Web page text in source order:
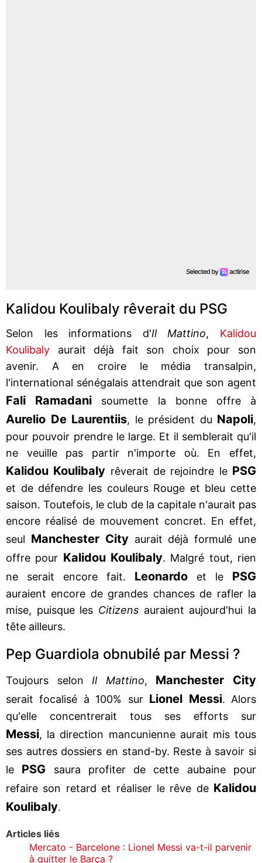
Kalidou Koulibaly rêverait du PSG
Selon les informations d'Il Mattino, Kalidou
Koulibaly aurait déjà fait son choix pour son
avenir. A en croire le média transalpin,
l'international sénégalais attendrait que son agent
Fali Ramadani soumette la bonne offre à
Aurelio De Laurentiis, le président du Napoli,
pour pouvoir prendre le large. Et il semblerait qu'il
ne veuille pas partir n'importe où. En effet,
Kalidou Koulibaly rêverait de rejoindre le PSG
et de défendre les couleurs Rouge et bleu cette
saison. Toutefois, le club de la capitale n'aurait pas
encore réalisé de mouvement concret. En effet,
seul Manchester Cityaurait déjà formulé une
offre pour Kalidou Koulibaly. Malgré tout, rien
ne serait encore fait. Leonardo et le PSG
auraient encore de grandes chances de rafler la
mise, puisque les Citizens auraient aujourd'hui la
tête ailleurs.
Pep Guardiola obnubilé par Messi ?
Toujours selon Il Mattino, Manchester City
serait focalisé à 100% sur Lionel Messi. Alors
qu'elle concentrerait tous ses efforts sur
Messi, la direction mancunienne aurait mis tous
ses autres dossiers en stand-by. Reste à savoir si
le PSG saura profiter de cette aubaine pour
refaire son retard et réaliser le rêve de Kalidou
Koulibaly.
Articles liés
Mercato - Barcelone : Lionel Messi va-t-il parvenir
à quitter le Barça ?